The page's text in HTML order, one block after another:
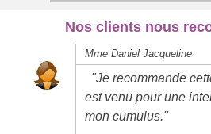
Nos clients nous
Mme Daniel Jacqueline
"Je recommande
est venu pour une
mon cumulus."